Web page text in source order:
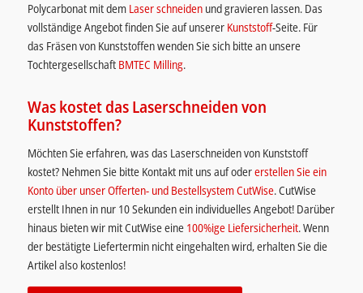
Polycarbonat mit dem Laser schneidenund gravieren lassen. Das
vollständige Angebot finden Sie auf unserer Kunststoff-Seite. Für
das Fräsen von Kunststoffen wenden Sie sich bitte an unsere
Tochtergesellschaft BMTEC Milling.
Was kostet das Laserschneiden von
Kunststoffen?
Möchten Sie erfahren, was das Laserschneiden von Kunststoff
kostet? Nehmen Sie bitte Kontakt mit uns auf odererstellen Sie ein
Konto über unser Offerten- und Bestellsystem CutWise. CutWise
erstellt Ihnen in nur 10 Sekunden ein individuelles Angebot! Darüber
hinaus bieten wir mit CutWise eine 100%ige Liefersicherheit. Wenn
der bestätigte Liefertermin nicht eingehalten wird, erhalten Sie die
Artikel also kostenlos!